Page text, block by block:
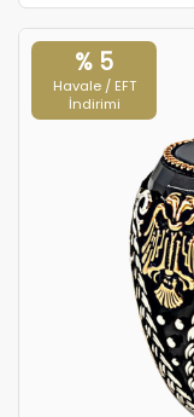
% 5
Havale / EFT
İndirimi